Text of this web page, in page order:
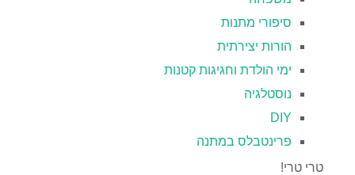
סיפורי מתנות
הורות יצירתית
ימי הולדת וחגיגות קטנות
נוסטלגיה
DIY
פרינטבלס במתנה
טרי טרי!